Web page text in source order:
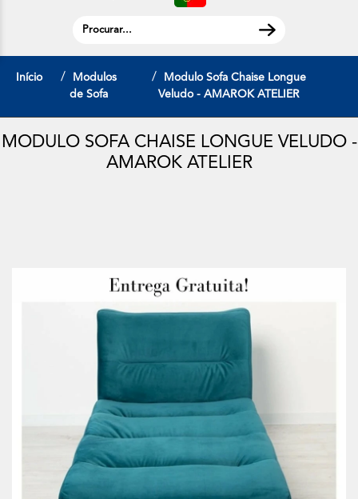
Início
Modulos
de Sofa
Modulo Sofa Chaise Longue
Veludo - AMAROK ATELIER
MODULO SOFA CHAISE LONGUE VELUDO -
AMAROK ATELIER